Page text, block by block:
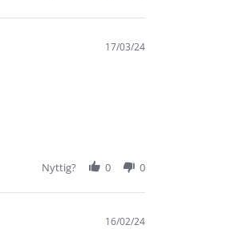
17/03/24
Nyttig? 0 0
16/02/24